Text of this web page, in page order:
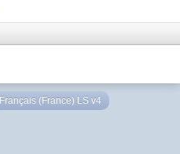
Français (France) LS v4